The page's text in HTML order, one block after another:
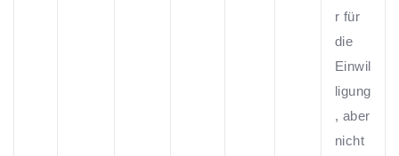
r für
die
Einwil
ligung
, aber
nicht